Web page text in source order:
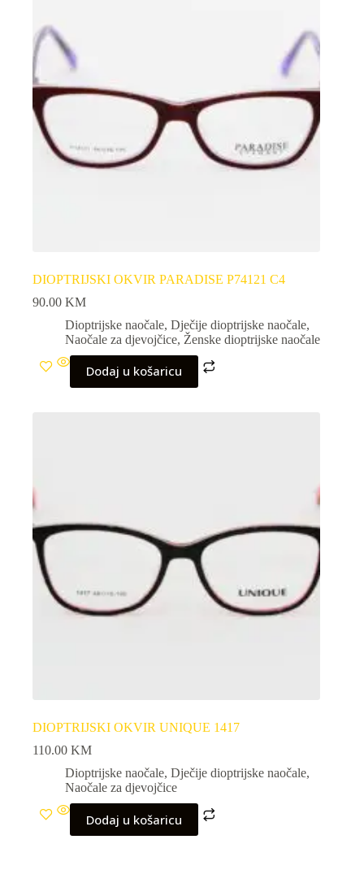
DIOPTRIJSKI OKVIR PARADISE P74121 C4
90.00 KM
Dioptrijske naočale, Dječije dioptrijske naočale,
Naočale za djevojčice, Ženske dioptrijske naočale
Dodaj u košaricu
DIOPTRIJSKI OKVIR UNIQUE 1417
110.00 KM
Dioptrijske naočale, Dječije dioptrijske naočale,
Naočale za djevojčice
Dodaj u košaricu